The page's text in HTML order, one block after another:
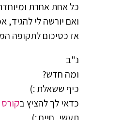
כל אחת אחרת
ואם יורשה לי להגיד,
אז כסיכום לתקופה
נ"ב
ומה חדש?
כיף ששאלת :)
כדאי לך להציץ ב